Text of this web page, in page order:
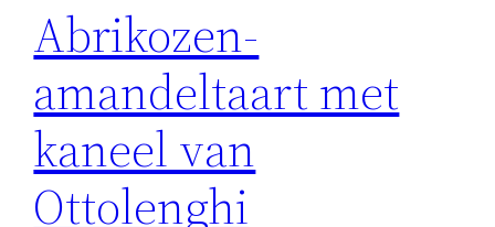
Abrikozen-
amandeltaart met
kaneel van
Ottolenghi